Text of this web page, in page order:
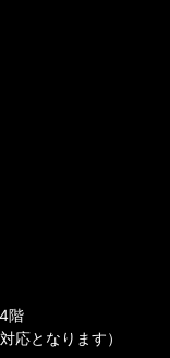
階
応となります）